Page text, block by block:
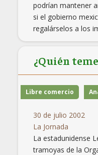
podrían mantener
si el gobierno
regalárselos a los
¿Quién
Libre comercio
30 de julio 2002
La Jornada
La estadunidense
tramoyas de la